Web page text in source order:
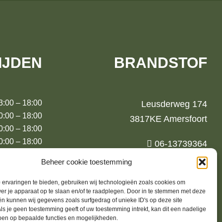
Beheer cookie toestemming
ervaringen te bieden, gebruiken wij technologieën zoals cookies om
je apparaat op te slaan en/of te raadplegen. Door in te stemmen met deze
kunnen wij gegevens zoals surfgedrag of unieke ID's op deze site
je geen toestemming geeft of uw toestemming intrekt, kan dit een nadelige
op bepaalde functies en mogelijkheden.
– 18:00
– 18:00
– 18:00
– 18:00
– 18:00
– 17:00
(m.u.v.
augustus)
BRANDSTOF
Leusderweg 174
3817KE Amersfoort
06-13739364
jurrien@brandstoffashion.nl